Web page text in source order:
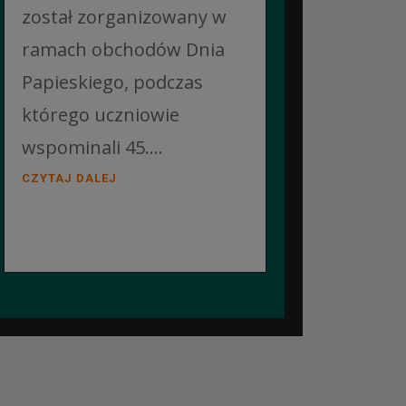
został zorganizowany w
ramach obchodów Dnia
Papieskiego, podczas
którego uczniowie
wspominali 45....
CZYTAJ DALEJ